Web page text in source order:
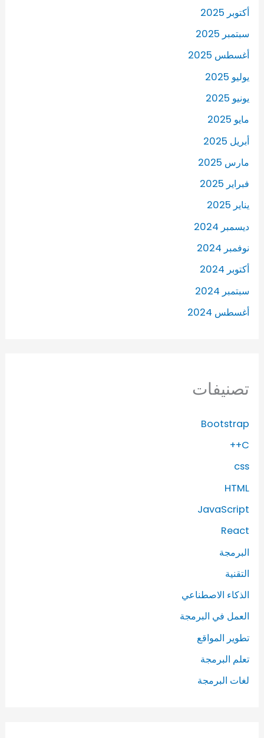
أكتوبر 2025
سبتمبر 2025
أغسطس 2025
يوليو 2025
يونيو 2025
مايو 2025
أبريل 2025
مارس 2025
فبراير 2025
يناير 2025
ديسمبر 2024
نوفمبر 2024
أكتوبر 2024
سبتمبر 2024
أغسطس 2024
تصنيفات
Bootstrap
C++
css
HTML
JavaScript
React
البرمجة
التقنية
الذكاء الاصطناعي
العمل في البرمجة
تطوير المواقع
تعلم البرمجة
لغات البرمجة